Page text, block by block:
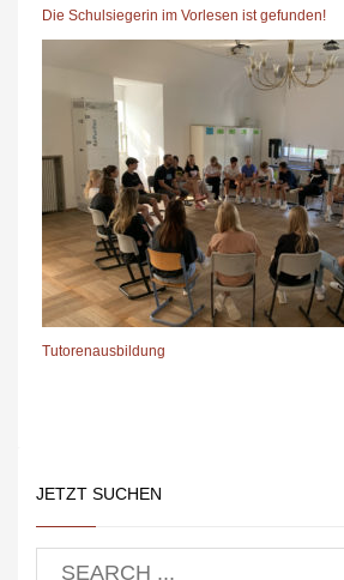
Die Schulsiegerin im Vorlesen ist gefunden!
Tutorenausbildung
JETZT SUCHEN